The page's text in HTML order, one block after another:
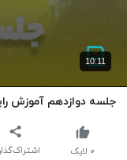
10:11
جلسه دوازدهم آموزش
۰ لایک